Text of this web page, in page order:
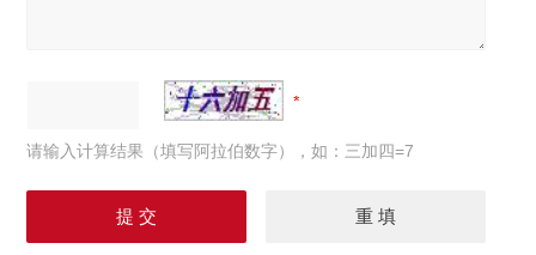
请输入计算结果（填写阿拉伯数字），如：三加四=7